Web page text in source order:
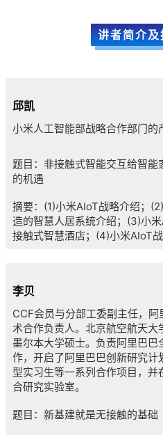
讲者简介
邱凯
小米人工智能部战略合作部门的
题目：非接触式智能交互给智能
的机遇
摘要： (1)小米AIoT战略介绍； (2)
造的智慧人居系统介绍； (3)小
接触式智慧酒店； (4)小米AIoT
李贝
CCF会员与分部工委副主任，阿
术合作负责人。北京航空航天大
墨尔本大学硕士。负责阿里巴巴
作，开启了阿里巴巴创新研究计
型实习生等一系列合作项目，并
合研究实验室。
题目：新基建就是无接触的基础